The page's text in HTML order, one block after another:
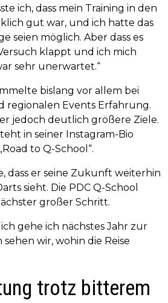
ich, dass mein Training in den
gut war, und ich hatte das
seien möglich. Aber dass es
klappt und ich mich
sehr unerwartet.“
bislang vor allem bei
regionalen Events Erfahrung.
jedoch deutlich größere Ziele.
in seiner Instagram-Bio
to Q-School“.
dass er seine Zukunft weiterhin
sieht. Die PDC Q-School
großer Schritt.
gehe ich nächstes Jahr zur
wir, wohin die Reise
trotz bitterem